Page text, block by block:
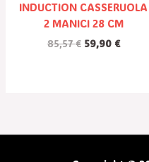
INDUCTION CASSERUOLA
2 MANICI 28 CM
85,57€ 59,90 €